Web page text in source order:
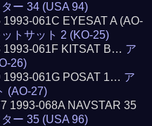
ー 34 (USA 94)
061C EYESAT A (AO-
トサット 2 (KO-25)
1993-061F KITSAT B… ア
26)
1993-061G POSAT 1… ア
(AO-27)
1993-068A NAVSTAR 35
ー 35 (USA 96)